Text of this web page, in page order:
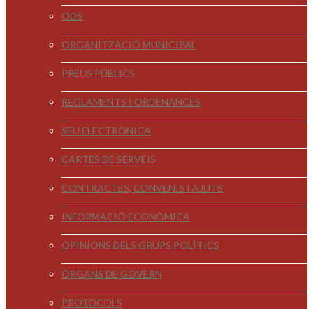
ODS
ORGANITZACIÓ MUNICIPAL
PREUS PÚBLICS
REGLAMENTS I ORDENANCES
SEU ELECTRÒNICA
CARTES DE SERVEIS
CONTRACTES, CONVENIS I AJUTS
INFORMACIÓ ECONÒMICA
OPINIONS DELS GRUPS POLÍTICS
ÒRGANS DE GOVERN
PROTOCOLS